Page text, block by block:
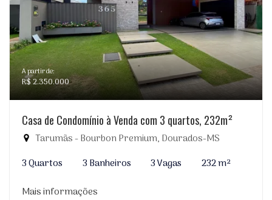
A partir de:
R$ 2.350.000
Casa de Condomínio à Venda com 3 quartos, 232m²
Tarumãs - Bourbon Premium, Dourados-MS
3 Quartos
3 Banheiros 3 Vagas
232 m²
Mais informações